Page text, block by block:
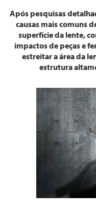
Após pesquisas
causas mais comuns
superfície da lente,
impactos de peças e
estreitar a área da
estrutura